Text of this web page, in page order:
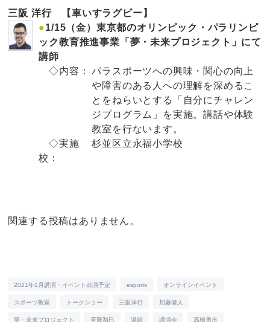
三阪 洋行 【車いすラグビー】
●1/15（金）東京都のオリンピック・パラリンピ
ック教育推進事業「夢・未来プロジェクト」にて
講師
◇内容：
パラスポーツへの興味・関心の向上
や障害のある人への理解を深めるこ
とをねらいとする「自分にチャレン
ジプログラム」を実施。講話や体験
教室を行ないます。
◇実施
校：
杉並区立永福小学校
関連する投稿はありません。
2021年1月講演・イベント出演予定 esports オンラインイベント
スポーツ教室 トークショー 三阪洋行 加藤健人
夢・未来プロジェクト 斉藤和巳 講師 講演会 高橋勇市